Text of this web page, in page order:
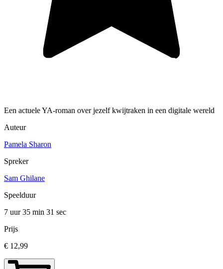
Een actuele YA-roman over jezelf kwijtraken in een digitale wereld
Auteur
Pamela Sharon
Spreker
Sam Ghilane
Speelduur
7 uur 35 min 31 sec
Prijs
€ 12,99